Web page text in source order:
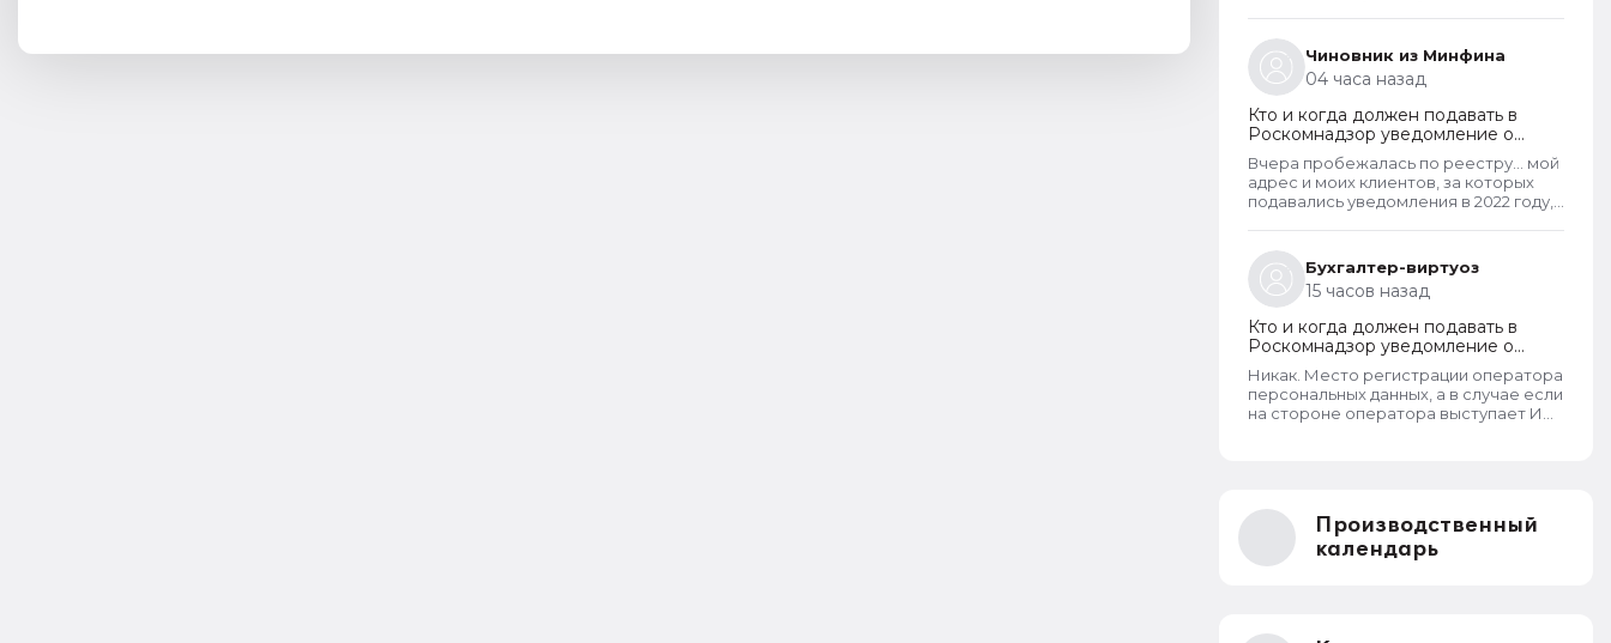
Чиновник из Минфина
04 часа назад
Кто и когда должен подавать в
Роскомнадзор уведомление о
прекращении обработки
персональных данных
Вчера пробежалась по реестру... мой
адрес и моих клиентов, за которых
подавались уведомления в 2022 году,
данных, зарегистрированных в 2025
году, скрыты. Я проверила только
знакомых ИП и заметила такую
закономерность. Или это просто
совпадение такое?
Бухгалтер-виртуоз
15 часов назад
Кто и когда должен подавать в
Роскомнадзор уведомление о
прекращении обработки
персональных данных
Никак. Место регистрации оператора
персональных данных, а в случае если
на стороне оператора выступает ИП
обязательному размещению в
реестре наряду со всеми прочими
сведениями. Делается это для того,
чтобы у субъектов ПД имелась
Производственный
календарь